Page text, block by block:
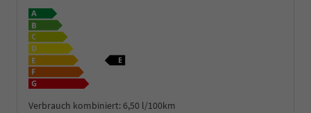
Verbrauch kombiniert: 6,50 l/100km